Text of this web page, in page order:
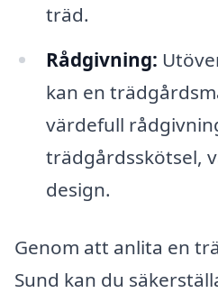
träd.
Rådgivning:
kan en
värdefull
trädgårdsskötsel,
design.
Genom att anlita en
Sund kan du